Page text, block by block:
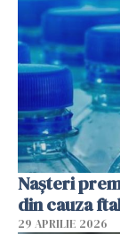
Nașteri
din cauza
29 APRILIE 2026